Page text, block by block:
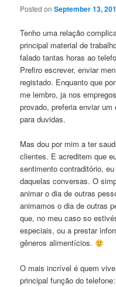
Posted onSeptember 13,
Tenho uma relação
principal material de
falado tantas horas ao
Prefiro escrever, enviar
registado. Enquanto que
me lembro, ja nos
provado, preferia enviar
para duvidas.
Mas dou por mim a ter
clientes. E acreditem que
sentimento contraditório,
daquelas conversas. O
animar o dia de outras
animamos o dia de outras
que, no meu caso so
especiais, ou a prestar
gêneros alimentícios.
O mais incrível é quem
principal função do